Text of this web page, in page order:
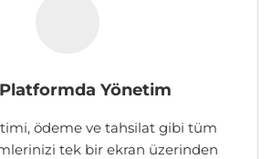
Yönetim
ödeme ve tahsilat gibi tüm
tek bir ekran üzerinden